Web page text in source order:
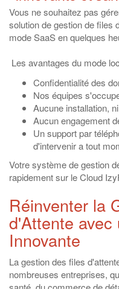
Vous ne souhaitez pas
solution de gestion de files
mode SaaS en quelques
Les avantages du mode
Confidentialité des
Nos équipes
Aucune installation,
Aucun engagement
Un support par
d'intervenir a tout
Votre système de gestion
rapidement sur le Cloud
Réinventer la
d'Attente
Innovante
La gestion des files
nombreuses entreprises,